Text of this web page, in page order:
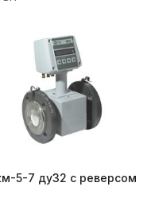
5-7 ду32 с реверсом